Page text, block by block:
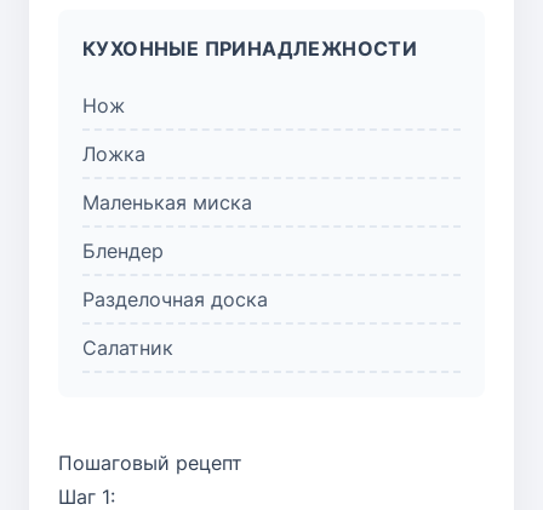
КУХОННЫЕ ПРИНАДЛЕЖНОСТИ
Нож
Ложка
Маленькая миска
Блендер
Разделочная доска
Салатник
Пошаговый рецепт
Шаг 1: